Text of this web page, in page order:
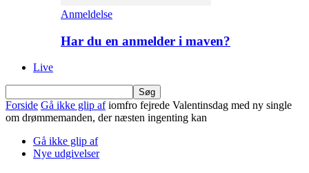
Anmeldelse
Har du en anmelder i maven?
Live
Forside Gå ikke glip af iomfro fejrede Valentinsdag med ny single
om drømmemanden, der næsten ingenting kan
Gå ikke glip af
Nye udgivelser